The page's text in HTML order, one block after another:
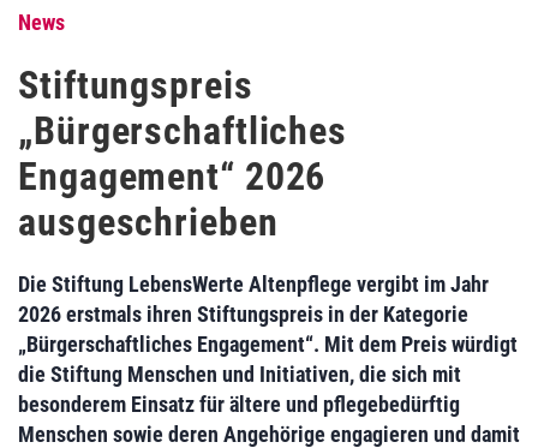
News
Stiftungspreis
„Bürgerschaftliches
Engagement“ 2026
ausgeschrieben
Die Stiftung LebensWerte Altenpflege vergibt im Jahr
2026 erstmals ihren Stiftungspreis in der Kategorie
„Bürgerschaftliches Engagement“. Mit dem Preis würdigt
die Stiftung Menschen und Initiativen, die sich mit
besonderem Einsatz für ältere und pflegebedürftig
Menschen sowie deren Angehörige engagieren und damit